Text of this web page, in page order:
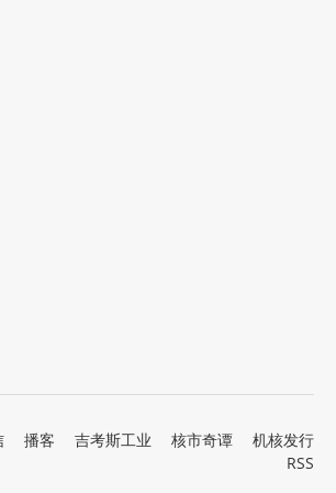
播客 吉考斯工业 核市奇谭
机核发行
RSS